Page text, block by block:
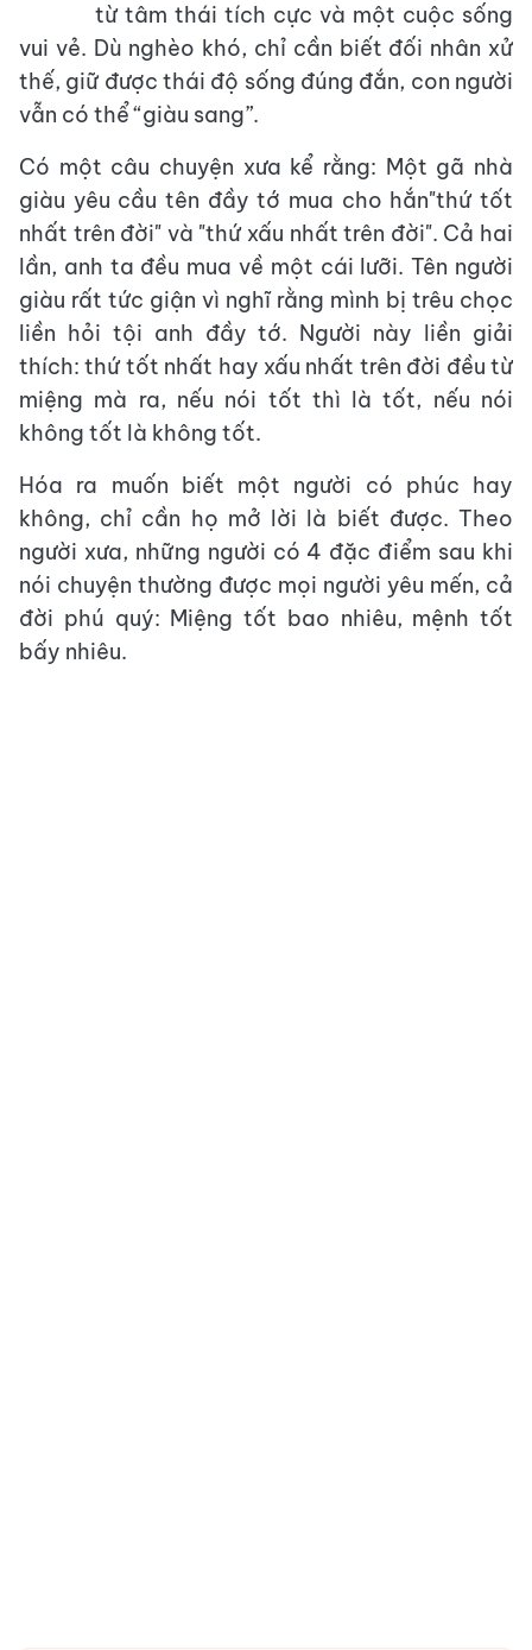
từ tâm thái tích cực và một cuộc sống
vui vẻ. Dù nghèo khó, chỉ cần biết đối nhân xử
thế, giữ được thái độ sống đúng đắn, con người
vẫn có thể “giàu sang”.
Có một câu chuyện xưa kể rằng: Một gã nhà
giàu yêu cầu tên đầy tớ mua cho hắn"thứ tốt
nhất trên đời" và "thứ xấu nhất trên đời". Cả hai
lần, anh ta đều mua về một cái lưỡi. Tên người
giàu rất tức giận vì nghĩ rằng mình bị trêu chọc
liền hỏi tội anh đầy tớ. Người này liền giải
thích: thứ tốt nhất hay xấu nhất trên đời đều từ
miệng mà ra, nếu nói tốt thì là tốt, nếu nói
không tốt là không tốt.
Hóa ra muốn biết một người có phúc hay
không, chỉ cần họ mở lời là biết được. Theo
người xưa, những người có 4 đặc điểm sau khi
nói chuyện thường được mọi người yêu mến, cả
đời phú quý: Miệng tốt bao nhiêu, mệnh tốt
bấy nhiêu.